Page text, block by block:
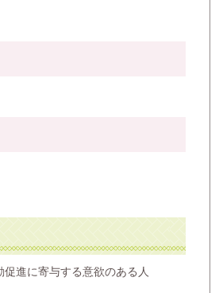
進に寄与する意欲のある人